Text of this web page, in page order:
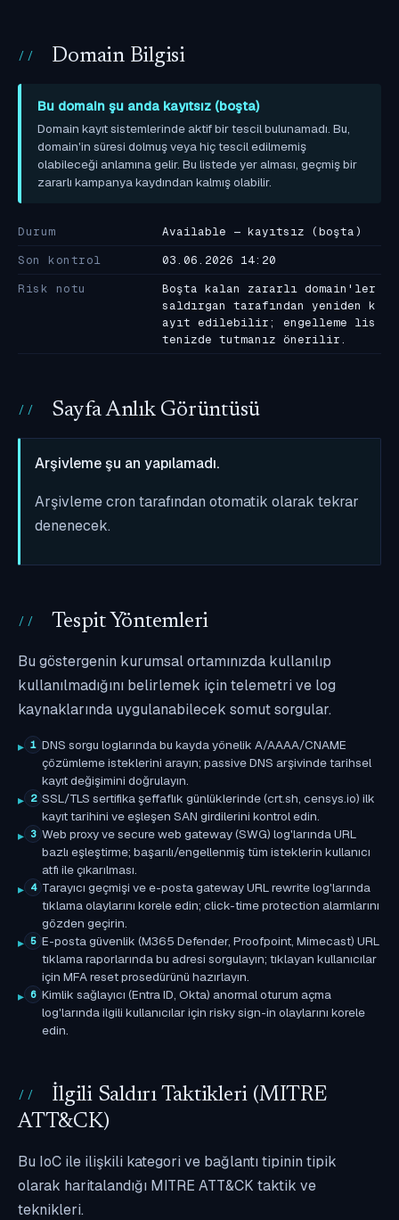
Domain Bilgisi
Bu domain şu anda kayıtsız (boşta)
Domain kayıt sistemlerinde aktif bir tescil bulunamadı. Bu,
domain'in süresi dolmuş veya hiç tescil edilmemiş
olabileceği anlamına gelir. Bu listede yer alması, geçmiş bir
zararlı kampanya kaydından kalmış olabilir.
Durum
Available — kayıtsız (boşta)
Son kontrol
03.06.2026 14:20
Risk notu
Boşta kalan zararlı domain'ler
saldırgan tarafından yeniden k
ayıt edilebilir; engelleme lis
tenizde tutmanız önerilir.
Sayfa Anlık Görüntüsü
Arşivleme şu an yapılamadı.
Arşivleme cron tarafından otomatik olarak tekrar
denenecek.
Tespit Yöntemleri
Bu göstergenin kurumsal ortamınızda kullanılıp
kullanılmadığını belirlemek için telemetri ve log
kaynaklarında uygulanabilecek somut sorgular.
1 DNS sorgu loglarında bu kayda yönelik A/AAAA/CNAME
çözümleme isteklerini arayın; passive DNS arşivinde tarihsel
kayıt değişimini doğrulayın.
2 SSL/TLS sertifika şeffaflık günlüklerinde (crt.sh, censys.io) ilk
kayıt tarihini ve eşleşen SAN girdilerini kontrol edin.
3 Web proxy ve secure web gateway (SWG) log'larında URL
bazlı eşleştirme; başarılı/engellenmiş tüm isteklerin kullanıcı
atfı ile çıkarılması.
4 Tarayıcı geçmişi ve e-posta gateway URL rewrite log'larında
tıklama olaylarını korele edin; click-time protection alarmlarını
gözden geçirin.
5 E-posta güvenlik (M365 Defender, Proofpoint, Mimecast) URL
tıklama raporlarında bu adresi sorgulayın; tıklayan kullanıcılar
için MFA reset prosedürünü hazırlayın.
6 Kimlik sağlayıcı (Entra ID, Okta) anormal oturum açma
log'larında ilgili kullanıcılar için risky sign-in olaylarını korele
edin.
İlgili Saldırı Taktikleri (MITRE
ATT&CK)
Bu IoC ile ilişkili kategori ve bağlantı tipinin tipik
olarak haritalandığı MITRE ATT&CK taktik ve
teknikleri.